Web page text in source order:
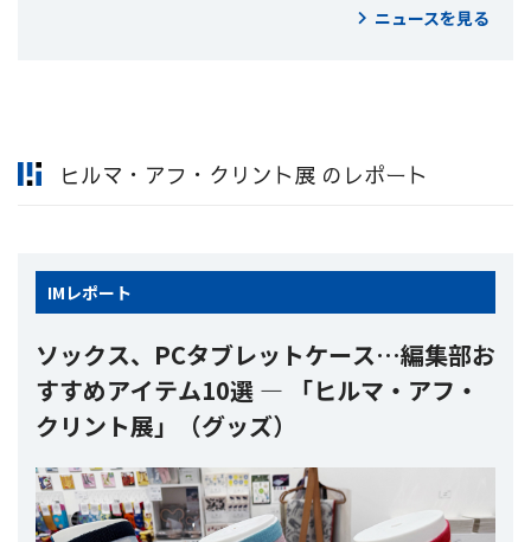
ニュースを見る
ヒルマ・アフ・クリント展 のレポート
IM レポート
ソックス、PCタブレットケース…編集部お
すすめアイテム10選 ― 「ヒルマ・アフ・
クリント展」（グッズ）